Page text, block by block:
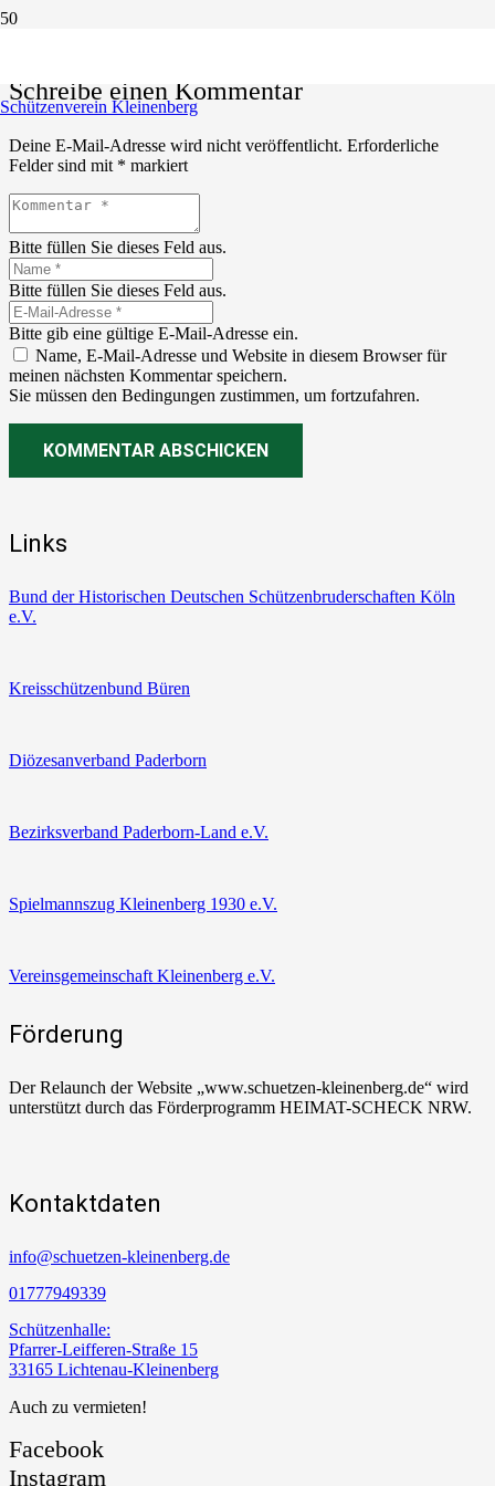
Schützenverein Kleinenberg
Schreibe einen Kommentar
Deine E-Mail-Adresse wird nicht veröffentlicht. Erforderliche
Felder sind mit * markiert
Bitte füllen Sie dieses Feld aus.
Bitte füllen Sie dieses Feld aus.
Bitte gib eine gültige E-Mail-Adresse ein.
Name, E-Mail-Adresse und Website in diesem Browser für
meinen nächsten Kommentar speichern.
Sie müssen den Bedingungen zustimmen, um fortzufahren.
KOMMENTAR ABSCHICKEN
Links
Bund der Historischen Deutschen Schützenbruderschaften Köln
e.V.
Kreisschützenbund Büren
Diözesanverband Paderborn
Bezirksverband Paderborn-Land e.V.
Spielmannszug Kleinenberg 1930 e.V.
Vereinsgemeinschaft Kleinenberg e.V.
Förderung
Der Relaunch der Website „www.schuetzen-kleinenberg.de“ wird
unterstützt durch das Förderprogramm HEIMAT-SCHECK NRW.
Kontaktdaten
info@schuetzen-kleinenberg.de
01777949339
Schützenhalle:
Pfarrer-Leifferen-Straße 15
33165 Lichtenau-Kleinenberg
Auch zu vermieten!
Facebook
Instagram